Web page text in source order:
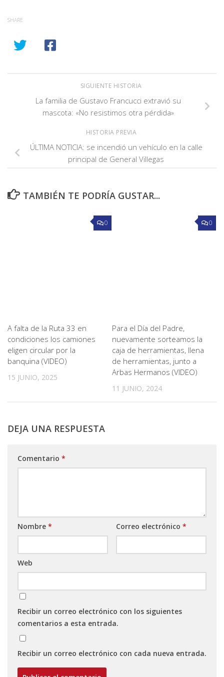
SHARE
SIGUIENTE HISTORIA
La familia de Gustavo Francucci extravió su
mascota: «No resistimos otra pérdida»
HISTORIA PREVIA
ÚLTIMA NOTICIA: se incendió un vehículo en la calle
principal de General Villegas
TAMBIÉN TE PODRÍA GUSTAR...
0
A falta de la Ruta 33 en
condiciones los camiones
eligen circular por la
banquina (VIDEO)
15 JUNIO, 2025
0
Para el Día del Padre,
nuevamente sorteamos la
caja de herramientas, llena
de herramientas, junto a
Arbas Hermanos (VIDEO)
11 JUNIO, 2024
DEJA UNA RESPUESTA
Comentario *
Nombre * Correo electrónico *
Web
Recibir un correo electrónico con los siguientes
comentarios a esta entrada.
Recibir un correo electrónico con cada nueva entrada.